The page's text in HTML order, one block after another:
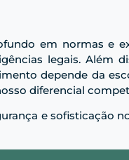
em normas e
legais. Além
depende da
diferencial
e sofisticação